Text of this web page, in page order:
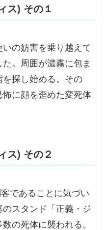
ス) その１
の妨害を乗り越えて
。周囲が濃霧に包ま
探し始める。その
に顔を歪めた変死体
ス) その２
であることに気づい
スタンド「正義・ジ
の死体に襲われる。